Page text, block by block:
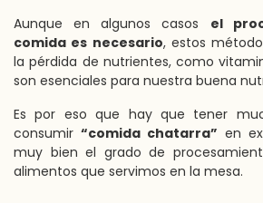
Aunque en algunos casos el
comida es necesario, estos
la pérdida de nutrientes, como
son esenciales para nuestra buena
Es por eso que hay que tener
consumir “comida chatarra” en
muy bien el grado de
alimentos que servimos en la mesa.